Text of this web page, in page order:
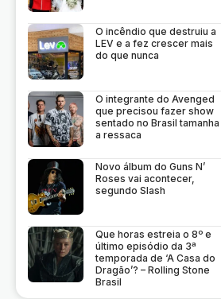
O incêndio que destruiu a
LEV e a fez crescer mais
do que nunca
O integrante do Avenged
que precisou fazer show
sentado no Brasil tamanha
a ressaca
Novo álbum do Guns N’
Roses vai acontecer,
segundo Slash
Que horas estreia o 8º e
último episódio da 3ª
temporada de ‘A Casa do
Dragão’? – Rolling Stone
Brasil